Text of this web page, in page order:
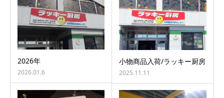
2026年
2026.01.6
小物商品入荷/ラッキー厨房
2025.11.11